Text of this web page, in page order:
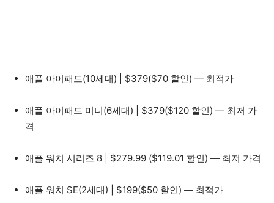
애플 아이패드(10세대) | $379($70 할인) — 최적가
애플 아이패드 미니(6세대) | $379($120 할인) — 최저 가
격
애플 워치 시리즈 8 | $279.99 ($119.01 할인) — 최저 가격
애플 워치 SE(2세대) | $199($50 할인) — 최적가